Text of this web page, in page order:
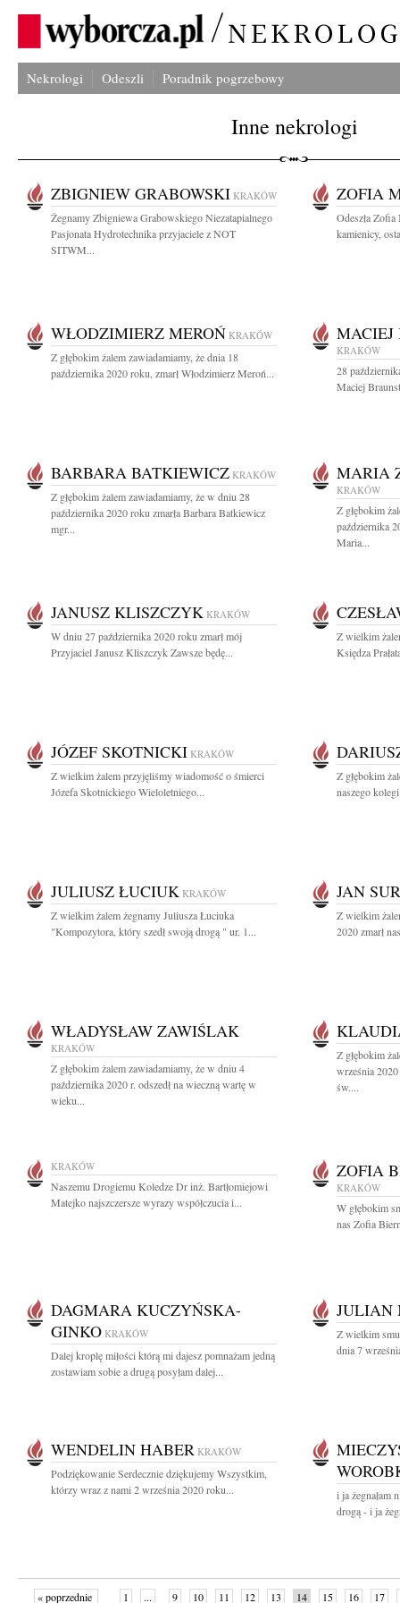
Nekrologi Odeszli Poradnik pogrzebowy
Inne nekrologi
ZBIGNIEW GRABOWSKI KRAKÓW
Żegnamy Zbigniewa Grabowskiego Niezatapialnego
Pasjonata Hydrotechnika przyjaciele z NOT
SITWM...
ZOFIA
Odeszła
kamienicy,
WŁODZIMIERZ MEROŃ KRAKÓW
Z głębokim żalem zawiadamiamy, że dnia 18
października 2020 roku, zmarł Włodzimierz Meroń...
MACIEJ
KRAKÓW
28
Maciej
BARBARA BATKIEWICZ KRAKÓW
Z głębokim żalem zawiadamiamy, że w dniu 28
października 2020 roku zmarła Barbara Batkiewicz
mgr...
MARIA
KRAKÓW
Z głębokim
października
Maria...
JANUSZ KLISZCZYK KRAKÓW
W dniu 27 października 2020 roku zmarł mój
Przyjaciel Janusz Kliszczyk Zawsze będę...
Z wielkim
Księdza
JÓZEF SKOTNICKI KRAKÓW
Z wielkim żalem przyjęliśmy wiadomość o śmierci
Józefa Skotnickiego Wieloletniego...
Z głębokim
naszego
JULIUSZ ŁUCIUK KRAKÓW
Z wielkim żalem żegnamy Juliusza Łuciuka
"Kompozytora, który szedł swoją drogą " ur. 1...
JAN
Z wielkim
2020 zmarł
WŁADYSŁAW ZAWIŚLAK
KRAKÓW
Z głębokim żalem zawiadamiamy, że w dniu 4
października 2020 r. odszedł na wieczną wartę w
wieku...
Z głębokim
września
św....
KRAKÓW
Naszemu Drogiemu Koledze Dr inż. Bartłomiejowi
Matejko najszczersze wyrazy współczucia i...
ZOFIA
KRAKÓW
W głębokim
nas Zofia
DAGMARA KUCZYŃSKA-
GINKO KRAKÓW
Dalej kroplę miłości którą mi dajesz pomnażam jedną
zostawiam sobie a drugą posyłam dalej...
JULIAN
Z wielkim
dnia 7
WENDELIN HABER KRAKÓW
Podziękowanie Serdecznie dziękujemy Wszystkim,
którzy wraz z nami 2 września 2020 roku...
i ja żegnałam
drogą - i ja
« poprzednie 1 ... 9 10 11 12 13 14 15 16 17